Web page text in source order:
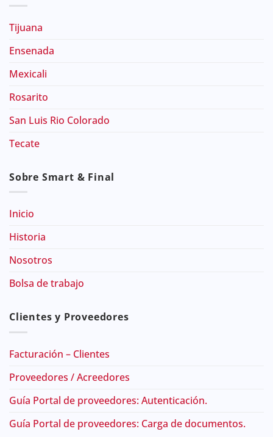
Tijuana
Ensenada
Mexicali
Rosarito
San Luis Rio Colorado
Tecate
Sobre Smart & Final
Inicio
Historia
Nosotros
Bolsa de trabajo
Clientes y Proveedores
Facturación – Clientes
Proveedores / Acreedores
Guía Portal de proveedores: Autenticación.
Guía Portal de proveedores: Carga de documentos.